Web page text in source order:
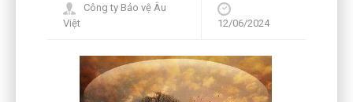
Công ty Bảo vệ Âu
Việt
12/06/2024